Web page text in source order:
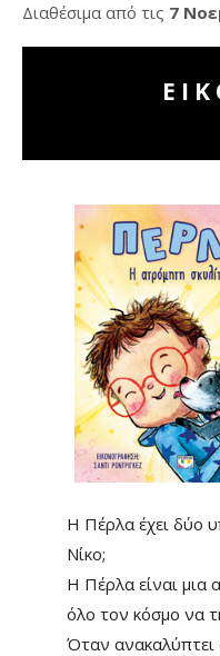
Διαθέσιμα από τις 7
Η Πέρλα έχει δύο
Νίκο;
Η Πέρλα είναι μια
όλο τον κόσμο να
Όταν ανακαλύπτει